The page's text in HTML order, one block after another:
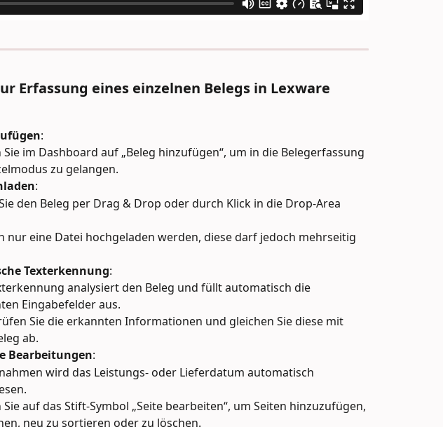
Erfassung eines einzelnen Belegs in Lexware
:
Sie im Dashboard auf „Beleg hinzufügen“, um in die Belegerfassung
zu gelangen.
:
den Beleg per Drag & Drop oder durch Klick in die Drop-Area
nur eine Datei hochgeladen werden, diese darf jedoch mehrseitig
Texterkennung:
analysiert den Beleg und füllt automatisch die
Eingabefelder aus.
Sie die erkannten Informationen und gleichen Sie diese mit
ab.
Bearbeitungen:
wird das Leistungs- oder Lieferdatum automatisch
Sie auf das Stift-Symbol „Seite bearbeiten“, um Seiten hinzuzufügen,
neu zu sortieren oder zu löschen.